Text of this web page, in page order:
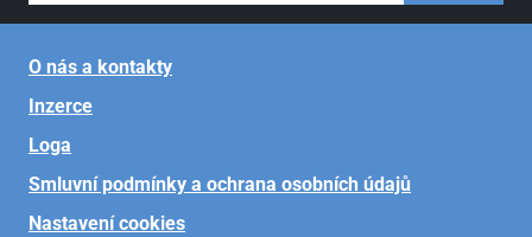
O nás a kontakty
Inzerce
Loga
Smluvní podmínky a ochrana osobních údajů
Nastavení cookies